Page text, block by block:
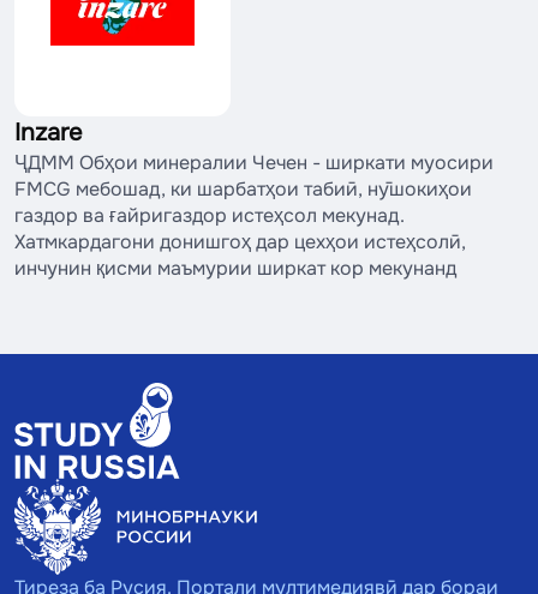
Inzare
ҶДММ Обҳои минералии Чечен - ширкати муосири
FMCG мебошад, ки шарбатҳои табиӣ, нӯшокиҳои
газдор ва ғайригаздор истеҳсол мекунад.
Хатмкардагони донишгоҳ дар цехҳои истеҳсолӣ,
инчунин қисми маъмурии ширкат кор мекунанд
Тиреза ба Русия. Портали мултимедиявӣ дар бораи